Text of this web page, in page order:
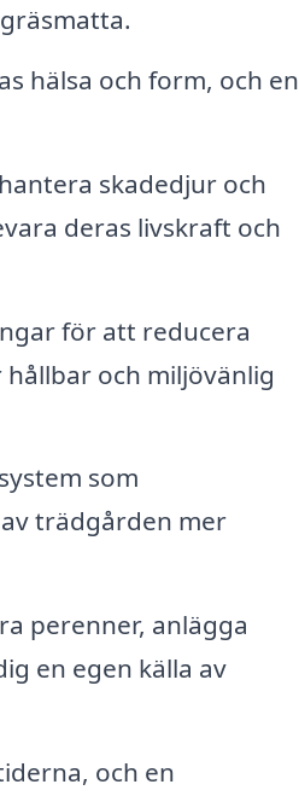
hälsa och form, och en
skadedjur och
deras livskraft och
för att reducera
och miljövänlig
som
trädgården mer
perenner, anlägga
en egen källa av
och en